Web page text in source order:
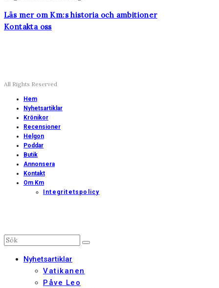
Läs mer om Km:s historia och ambitioner
Kontakta oss
All Rights Reserved
Hem
Nyhetsartiklar
Krönikor
Recensioner
Helgon
Poddar
Butik
Annonsera
Kontakt
Om Km
Integritetspolicy
Nyhetsartiklar
Vatikanen
Påve Leo